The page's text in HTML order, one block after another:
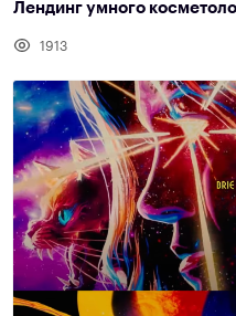
Лендинг умного
1913